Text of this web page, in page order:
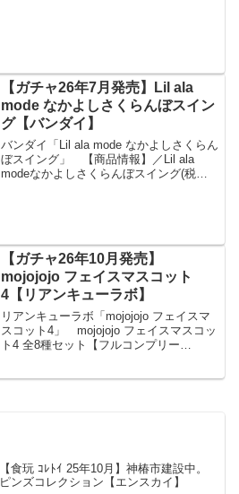
【ガチャ26年7月発売】Lil ala
mode なかよしさくらんぼスイン
グ【バンダイ】
バンダイ「Lil ala mode なかよしさくらん
ぼスイング」 【商品情報】／Lil ala
modeなかよしさくらんぼスイング(税込
【ガチャ26年10月発売】
mojojojo フェイスマスコット
4【リアンキューラボ】
リアンキューラボ「mojojojo フェイスマ
スコット4」 mojojojo フェイスマスコッ
ト4 全8種セット【フルコンプリー
【食玩 ｺﾚﾄｲ 25年10月】神椿市建設中。
ピンズコレクション【エンスカイ】